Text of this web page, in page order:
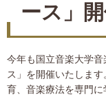
ース」
今年も国立音楽大学
ス」を開催いたしま
育、音楽療法を専門に